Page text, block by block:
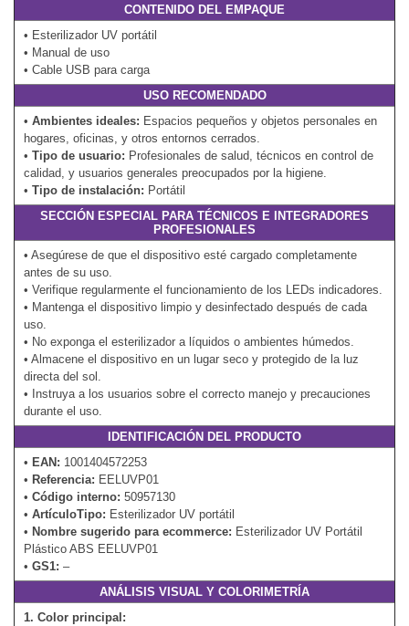
CONTENIDO DEL EMPAQUE
• Esterilizador UV portátil
• Manual de uso
• Cable USB para carga
USO RECOMENDADO
• Ambientes ideales: Espacios pequeños y objetos personales en
hogares, oficinas, y otros entornos cerrados.
• Tipo de usuario: Profesionales de salud, técnicos en control de
calidad, y usuarios generales preocupados por la higiene.
• Tipo de instalación: Portátil
SECCIÓN ESPECIAL PARA TÉCNICOS E INTEGRADORES
PROFESIONALES
• Asegúrese de que el dispositivo esté cargado completamente
antes de su uso.
• Verifique regularmente el funcionamiento de los LEDs indicadores.
• Mantenga el dispositivo limpio y desinfectado después de cada
uso.
• No exponga el esterilizador a líquidos o ambientes húmedos.
• Almacene el dispositivo en un lugar seco y protegido de la luz
directa del sol.
• Instruya a los usuarios sobre el correcto manejo y precauciones
durante el uso.
IDENTIFICACIÓN DEL PRODUCTO
• EAN: 1001404572253
• Referencia: EELUVP01
• Código interno: 50957130
• ArtículoTipo: Esterilizador UV portátil
• Nombre sugerido para ecommerce: Esterilizador UV Portátil
Plástico ABS EELUVP01
• GS1: –
ANÁLISIS VISUAL Y COLORIMETRÍA
1. Color principal: